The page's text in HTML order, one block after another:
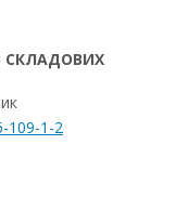
СКЛАДОВИХ
109-1-2